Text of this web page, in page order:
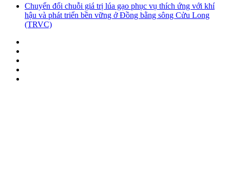
Chuyển đổi chuỗi giá trị lúa gạo phục vụ thích ứng với khí
hậu và phát triển bền vững ở Đồng bằng sông Cửu Long
(TRVC)